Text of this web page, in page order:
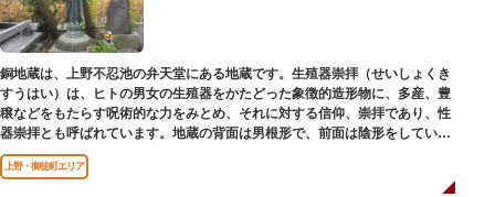
銅地蔵は、上野不忍池の弁天堂にある地蔵です。生殖器崇拝（せいしょくき
すうはい）は、ヒトの男女の生殖器をかたどった象徴的造形物に、多産、豊
穣などをもたらす呪術的な力をみとめ、それに対する信仰、崇拝であり、性
器崇拝とも呼ばれています。地蔵の背面は男根形で、前面は陰形をしていま
す。
上野・御徒町エリア